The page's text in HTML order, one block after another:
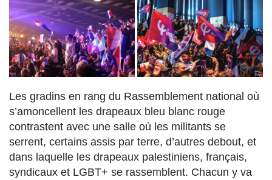
Les gradins en rang du Rassemblement national où
s’amoncellent les drapeaux bleu blanc rouge
contrastent avec une salle où les militants se
serrent, certains assis par terre, d’autres debout, et
dans laquelle les drapeaux palestiniens, français,
syndicaux et LGBT+ se rassemblent. Chacun y va